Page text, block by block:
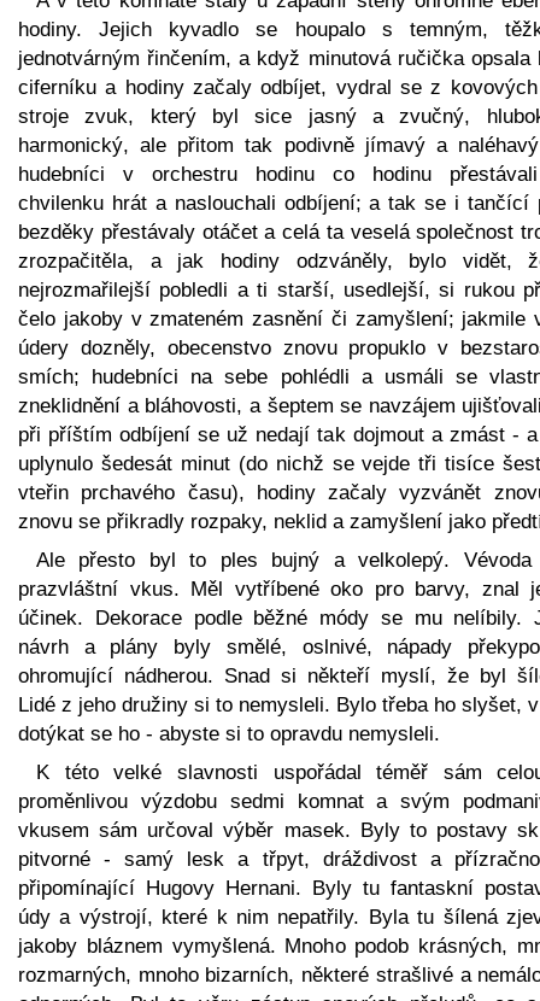
hodiny. Jejich kyvadlo se houpalo s temným,
jednotvárným řinčením, a když minutová ručička opsala
ciferníku a hodiny začaly odbíjet, vydral se z
stroje zvuk, který byl sice jasný a zvučný,
harmonický, ale přitom tak podivně jímavý a
hudebníci v orchestru hodinu co hodinu
chvilenku hrát a naslouchali odbíjení; a tak se i tančící
bezděky přestávaly otáčet a celá ta veselá společnost
zrozpačitěla, a jak hodiny odzváněly, bylo vidět,
nejrozmařilejší pobledli a ti starší, usedlejší, si rukou
čelo jakoby v zmateném zasnění či zamyšlení; jakmile
údery dozněly, obecenstvo znovu propuklo v
smích; hudebníci na sebe pohlédli a usmáli se
zneklidnění a bláhovosti, a šeptem se navzájem
při příštím odbíjení se už nedají tak dojmout a zmást -
uplynulo šedesát minut (do nichž se vejde tři tisíce
vteřin prchavého času), hodiny začaly vyzvánět
znovu se přikradly rozpaky, neklid a zamyšlení jako
Ale přesto byl to ples bujný a velkolepý. Vévoda
prazvláštní vkus. Měl vytříbené oko pro barvy, znal
účinek. Dekorace podle běžné módy se mu nelíbily.
návrh a plány byly smělé, oslnivé, nápady
ohromující nádherou. Snad si někteří myslí, že byl
Lidé z jeho družiny si to nemysleli. Bylo třeba ho slyšet,
dotýkat se ho - abyste si to opravdu nemysleli.
K této velké slavnosti uspořádal téměř sám
proměnlivou výzdobu sedmi komnat a svým
vkusem sám určoval výběr masek. Byly to postavy
pitvorné - samý lesk a třpyt, dráždivost a
připomínající Hugovy Hernani. Byly tu fantaskní
údy a výstrojí, které k nim nepatřily. Byla tu šílená
jakoby bláznem vymyšlená. Mnoho podob krásných,
rozmarných, mnoho bizarních, některé strašlivé a